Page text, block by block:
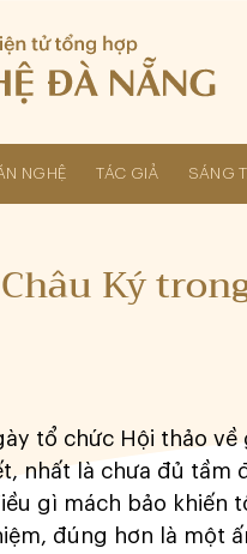
NGHỆ TÁC GIẢ SÁNG
Ký
tổ chức Hội thảo về
nhất là chưa đủ tầm
gì mách bảo khiến
đúng hơn là một